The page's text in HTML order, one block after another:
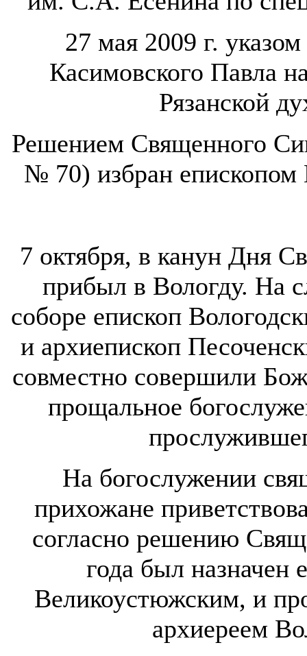
27 мая 2009 г.
Касимовского Павла
Рязанской
Решением Священного
№ 70) избран
7 октября, в канун Дня
прибыл в Вологду. На
соборе епископ
и архиепископ
совместно совершили
прощальное
На богослужении
прихожане
согласно решению
года был назначен
Великоустюжским, и
архиереем